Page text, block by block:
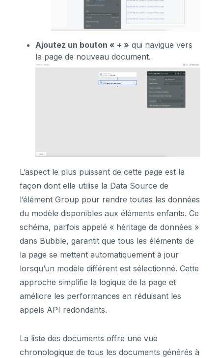
Ajoutez un bouton « + » qui navigue vers
la page de nouveau document.
L’aspect le plus puissant de cette page est la
façon dont elle utilise la Data Source de
l’élément Group pour rendre toutes les données
du modèle disponibles aux éléments enfants. Ce
schéma, parfois appelé « héritage de données »
dans Bubble, garantit que tous les éléments de
la page se mettent automatiquement à jour
lorsqu’un modèle différent est sélectionné. Cette
approche simplifie la logique de la page et
améliore les performances en réduisant les
appels API redondants.
La liste des documents offre une vue
chronologique de tous les documents générés à